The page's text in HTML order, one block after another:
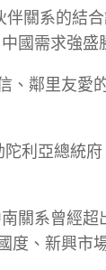
關系的結合
國需求強盛
、鄰里友愛
利亞總統
關系曾經超
度、新興市